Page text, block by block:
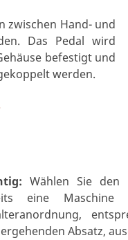
zwischen Hand- und
Das Pedal wird
befestigt und
werden.
Wählen Sie den
eine
Absatz,